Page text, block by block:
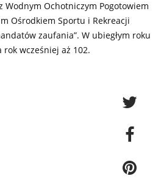
Wodnym Ochotniczym Pogotowiem
Ośrodkiem Sportu i Rekreacji
zaufania”. W ubiegłym roku
rok wcześniej aż 102.